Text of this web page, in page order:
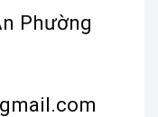
Phường